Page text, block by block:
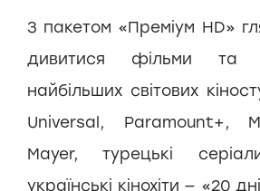
З пакетом «Преміум HD»
дивитися фільми та
найбільших світових
Universal, Paramount+,
Mayer, турецькі
українські кінохіти — «20